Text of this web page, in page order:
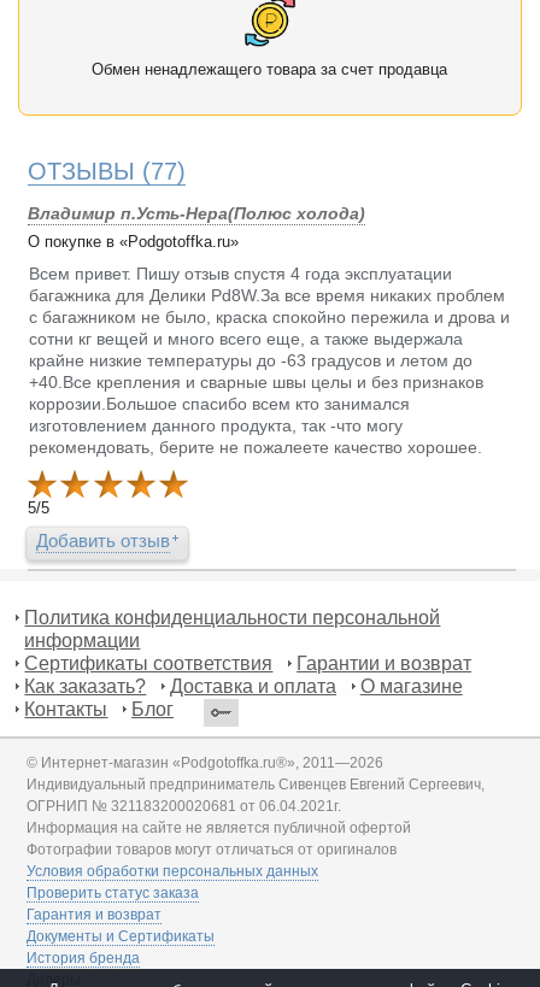
Обмен ненадлежащего товара за счет продавца
ОТЗЫВЫ (77)
Владимир п.Усть-Нера(Полюс холода)
О покупке в «Podgotoffka.ru»
Всем привет. Пишу отзыв спустя 4 года эксплуатации
багажника для Делики Pd8W.За все время никаких проблем
с багажником не было, краска спокойно пережила и дрова и
сотни кг вещей и много всего еще, а также выдержала
крайне низкие температуры до -63 градусов и летом до
+40.Все крепления и сварные швы целы и без признаков
коррозии.Большое спасибо всем кто занимался
изготовлением данного продукта, так -что могу
рекомендовать, берите не пожалеете качество хорошее.
5/5
Добавить отзыв
Политика конфиденциальности персональной
информации
Сертификаты соответствия
Гарантии и возврат
Как заказать?
Доставка и оплата
О магазине
Контакты
Блог
© Интернет-магазин «Podgotoffka.ru®», 2011—2026
Индивидуальный предприниматель Сивенцев Евгений Сергеевич,
ОГРНИП № 321183200020681 от 06.04.2021г.
Информация на сайте не является публичной офертой
Фотографии товаров могут отличаться от оригиналов
Условия обработки персональных данных
Проверить статус заказа
Гарантия и возврат
Документы и Сертификаты
История бренда